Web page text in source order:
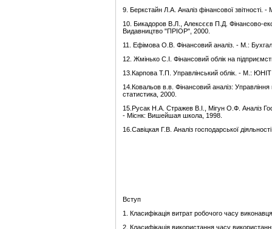
9. Беркстайн Л.А. Аналіз фінансової звітності. -
10. Бикадоров В.Л., Алексєєв П.Д. Фінансово-
Видавництво "ПРІОР", 2000.
11. Ефімова О.В. Фінансовий аналіз. - М.:
12. Жмінько С.І. Фінансовий облік на
13.Карпова Т.П. Управлінський облік. - М.:
14.Ковальов в.в. Фінансовий аналіз: Управління
статистика, 2000.
15.Русак Н.А. Стражев В.І., Мігун О.Ф. Аналіз
- Міснк: Вишейшая школа, 1998.
16.Савіцкая Г.В. Аналіз господарської
Вступ
1. Класифікація витрат робочого часу
2. Класифікація використання часу